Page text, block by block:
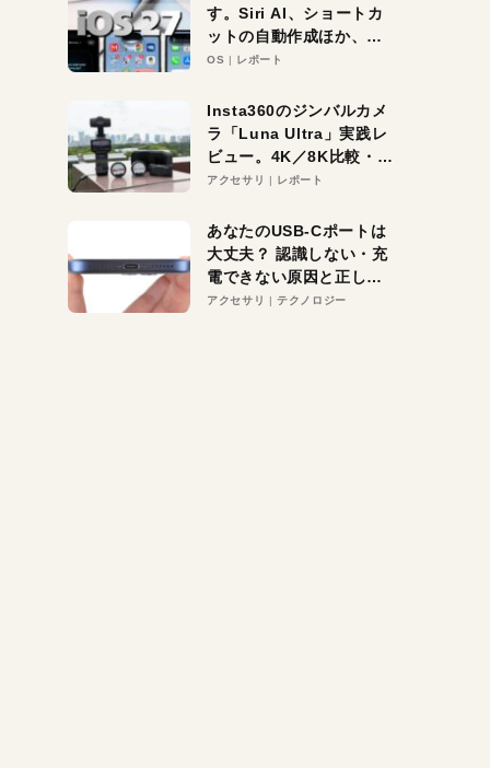
す。Siri AI、ショートカ
ットの自動作成ほか、期
待大の便利機能5選。
る未来はすぐそこ！
OS レポート
Insta360のジンバルカメ
ラ「Luna Ultra」実践レ
ビュー。4K／8K比較・ズ
ーム・夜間撮影をチェッ
アクセサリ レポート
あなたのUSB-Cポートは
大丈夫？ 認識しない・充
電できない原因と正しい
対策
アクセサリ テクノロジー